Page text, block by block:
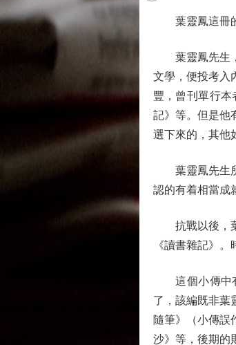
葉靈鳳這冊的
葉靈鳳先生，
文學，便投考入
豐，曾刊單行
記》等。但是他
選下來的，其他
葉靈鳳先生所
認的有着相當成
抗戰以後，葉
《讀書雜記》
這個小傳中有
了，該編既非葉
隨筆》（小傳誤
沙》等，後期的